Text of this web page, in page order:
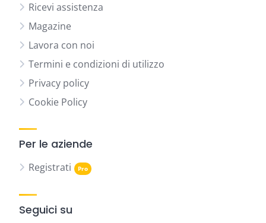
Ricevi assistenza
Magazine
Lavora con noi
Termini e condizioni di utilizzo
Privacy policy
Cookie Policy
Per le aziende
Registrati
Seguici su